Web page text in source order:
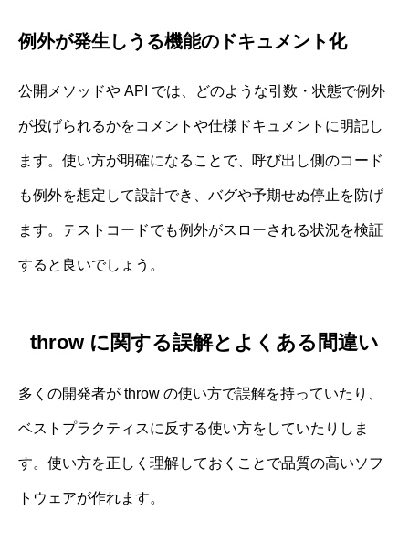
例外が発生しうる機能のドキュメント化
公開メソッドや API では、どのような引数・状態で例外
が投げられるかをコメントや仕様ドキュメントに明記し
ます。使い方が明確になることで、呼び出し側のコード
も例外を想定して設計でき、バグや予期せぬ停止を防げ
ます。テストコードでも例外がスローされる状況を検証
すると良いでしょう。
throw に関する誤解とよくある間違い
多くの開発者が throw の使い方で誤解を持っていたり、
ベストプラクティスに反する使い方をしていたりしま
す。使い方を正しく理解しておくことで品質の高いソフ
トウェアが作れます。